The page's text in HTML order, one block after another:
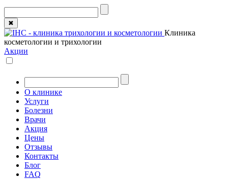
✖
Клиника
косметологии и трихологии
Акции
О клинике
Услуги
Болезни
Врачи
Акция
Цены
Отзывы
Контакты
Блог
FAQ